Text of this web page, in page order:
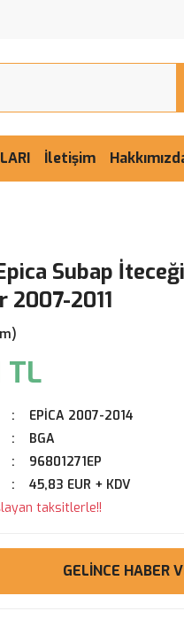
İletişim
Subap
2007-2011
TL
EPİCA 2007-2014
BGA
96801271EP
45,83 EUR + KDV
taksitlerle!!
GELINCE HABER